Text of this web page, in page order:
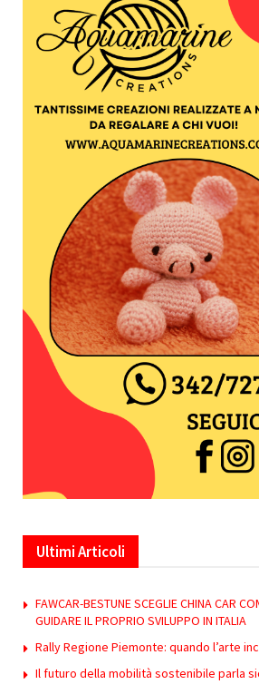
Ultimi Articoli
FAWCAR-BESTUNE SCEGLIE CHINA CAR
GUIDARE IL PROPRIO SVILUPPO IN ITALIA
Rally Regione Piemonte: quando l’arte
Il futuro della mobilità sostenibile parla